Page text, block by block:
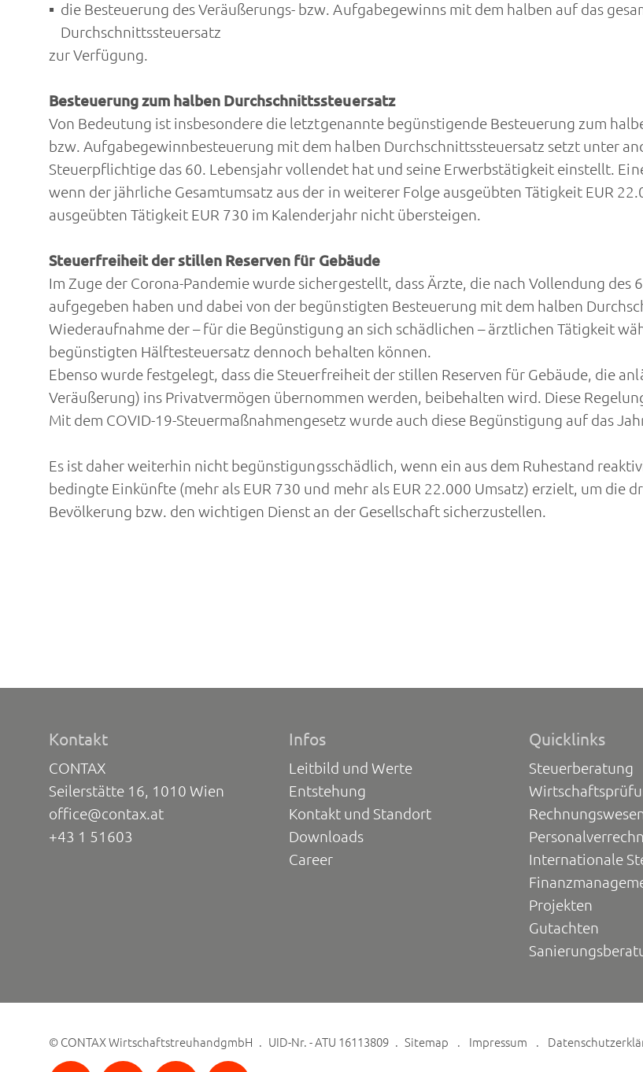
die Besteuerung des Veräußerungs- bzw. Aufgabegewinns mit dem halben auf das
Durchschnittssteuersatz
zur Verfügung.
Besteuerung zum halben Durchschnittssteuersatz
Von Bedeutung ist insbesondere die letztgenannte begünstigende Besteuerung zum
bzw. Aufgabegewinnbesteuerung mit dem halben Durchschnittssteuersatz setzt unter
Steuerpflichtige das 60. Lebensjahr vollendet hat und seine Erwerbstätigkeit einstellt.
wenn der jährliche Gesamtumsatz aus der in weiterer Folge ausgeübten Tätigkeit EUR
ausgeübten Tätigkeit EUR 730 im Kalenderjahr nicht übersteigen.
Steuerfreiheit der stillen Reserven für Gebäude
Im Zuge der Corona-Pandemie wurde sichergestellt, dass Ärzte, die nach Vollendung des
aufgegeben haben und dabei von der begünstigten Besteuerung mit dem halben
Wiederaufnahme der – für die Begünstigung an sich schädlichen – ärztlichen Tätigkeit
begünstigten Hälftesteuersatz dennoch behalten können.
Ebenso wurde festgelegt, dass die Steuerfreiheit der stillen Reserven für Gebäude, die
Veräußerung) ins Privatvermögen übernommen werden, beibehalten wird. Diese
Mit dem COVID-19-Steuermaßnahmengesetz wurde auch diese Begünstigung auf das
Es ist daher weiterhin nicht begünstigungsschädlich, wenn ein aus dem Ruhestand
bedingte Einkünfte (mehr als EUR 730 und mehr als EUR 22.000 Umsatz) erzielt, um die
Bevölkerung bzw. den wichtigen Dienst an der Gesellschaft sicherzustellen.
Kontakt
CONTAX
Seilerstätte 16, 1010 Wien
office@contax.at
+43 1 51603
Infos
Leitbild und Werte
Entstehung
Kontakt und Standort
Downloads
Career
Quicklinks
Steuerberatung
Internationale
Projekten
Gutachten
© CONTAX WirtschaftstreuhandgmbH UID-Nr. - ATU 16113809 Sitemap Impressum